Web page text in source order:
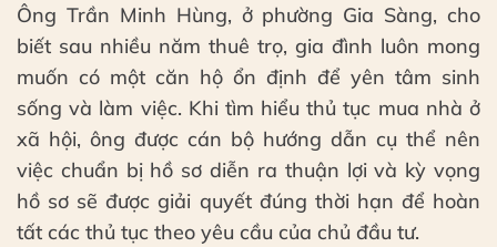
Ông Trần Minh Hùng, ở phường Gia Sàng, cho
biết sau nhiều năm thuê trọ, gia đình luôn mong
muốn có một căn hộ ổn định để yên tâm sinh
sống và làm việc. Khi tìm hiểu thủ tục mua nhà ở
xã hội, ông được cán bộ hướng dẫn cụ thể nên
việc chuẩn bị hồ sơ diễn ra thuận lợi và kỳ vọng
hồ sơ sẽ được giải quyết đúng thời hạn để hoàn
tất các thủ tục theo yêu cầu của chủ đầu tư.